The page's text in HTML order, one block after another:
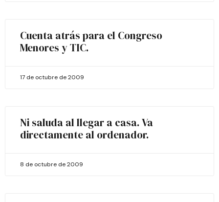
Cuenta atrás para el Congreso
Menores y TIC.
17 de octubre de 2009
Ni saluda al llegar a casa. Va
directamente al ordenador.
8 de octubre de 2009